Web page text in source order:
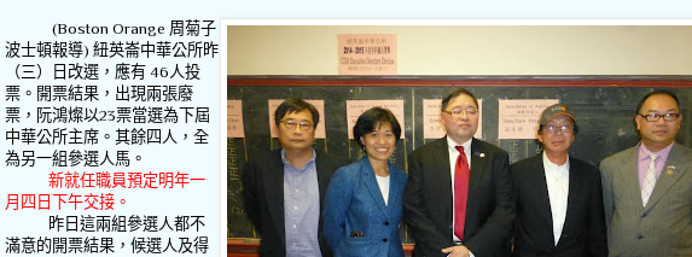
(Boston Orange 周菊子
波士頓報導) 紐英崙中華公所昨
（三）日改選，應有 46人投
票。開票結果，出現兩張廢
票，阮鴻燦以23票當選為下屆
中華公所主席。其餘四人，全
為另一組參選人馬。
新就任職員預定明年一
月四日下午交接。
昨日這兩組參選人都不
滿意的開票結果，候選人及得